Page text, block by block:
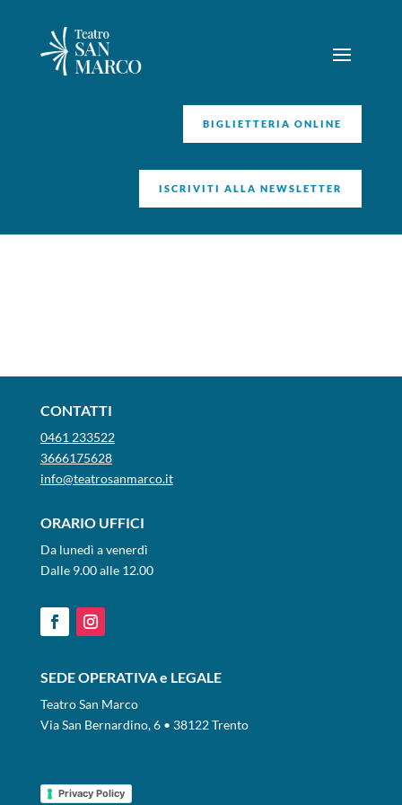
BIGLIETTERIA ONLINE
ISCRIVITI ALLA NEWSLETTER
CONTATTI
0461 233522
3666175628
info@teatrosanmarco.it
ORARIO UFFICI
Da lunedì a venerdì
Dalle 9.00 alle 12.00
SEDE OPERATIVA e LEGALE
Teatro San Marco
Via San Bernardino, 6 • 38122 Trento
Privacy Policy